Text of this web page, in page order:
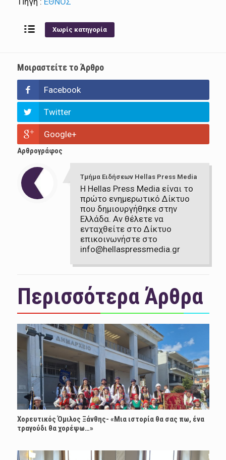
Χωρίς κατηγορία
Μοιραστείτε το Άρθρο
Facebook
Twitter
Google+
Αρθρογράφος
Τμήμα Ειδήσεων Hellas Press Media
Η Hellas Press Media είναι το
πρώτο ενημερωτικό Δίκτυο
που δημιουργήθηκε στην
Ελλάδα. Αν θέλετε να
ενταχθείτε στο Δίκτυο
επικοινωνήστε στο
info@hellaspressmedia.gr
Περισσότερα Άρθρα
Χορευτικός Όμιλος Ξάνθης- «Mια ιστορία θα σας πω, ένα
τραγούδι θα χορέψω…»